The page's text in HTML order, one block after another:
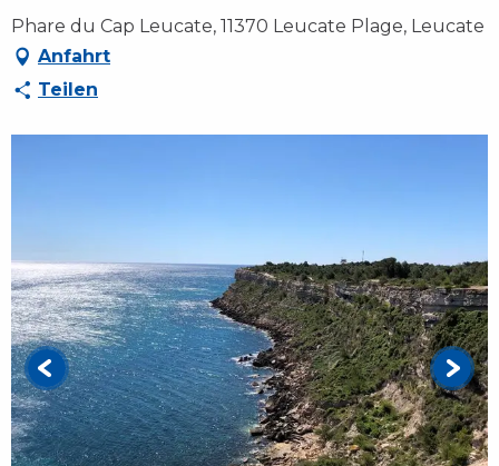
Phare du Cap Leucate, 11370 Leucate Plage, Leucate
Anfahrt
Teilen